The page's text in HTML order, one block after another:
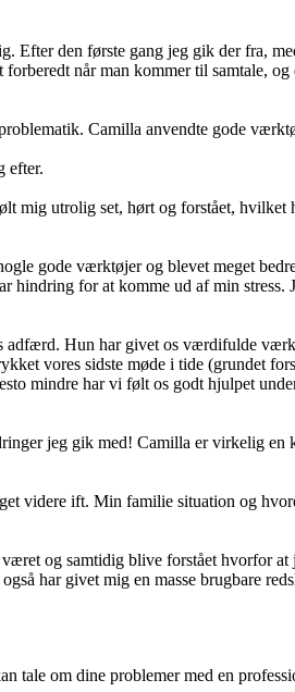
Efter den første gang jeg gik der fra,
når man kommer til samtale,
Camilla anvendte gode
efter.
mig utrolig set, hørt og forstået,
gode værktøjer og blevet meget
for at komme ud af min stress.
Hun har givet os værdifulde
vores sidste møde i tide (grundet
mindre har vi følt os godt hjulpet
jeg gik med! Camilla er virkelig en
videre ift. Min familie situation og
og samtidig blive forstået hvorfor at
har givet mig en masse brugbare
tale om dine problemer med en